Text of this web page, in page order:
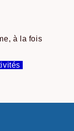
à la fois